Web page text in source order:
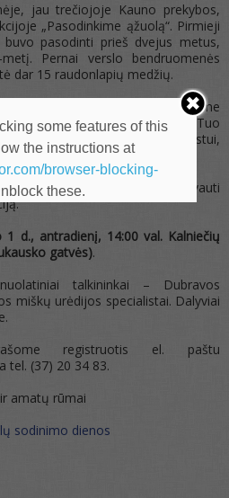
jau trečiojoje Kauno prekybos,
„Pasodinkime ąžuolą“. Pirmieji
pasodinti prieš dvejus metus,
Pernai verslo bendruomenės
dar 15 raudonlapių medžių.
savo ąžuolą ypatingai kviečiame
veiklos jubiliejines sukaktis. Tuo
Jūsų kolektyvo dovana miestui,
rūmų klubų atstovus dalyvauti
d., antradienį, 14:00 val. Kalniečių
gatvės).
talkininkai – Dubravos
miškų urėdijos specialistai. Dalyviai
registruotis el. paštu
tel. (37) 20 34 83.
amatų rūmai
sodinimo dienos
some features of this
the instructions at
browser-blocking-
these.